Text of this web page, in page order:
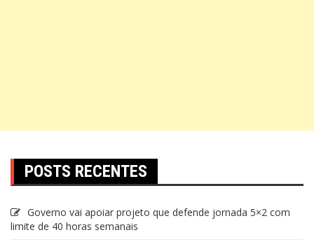
POSTS RECENTES
Governo vai apoiar projeto que defende jornada 5×2 com
limite de 40 horas semanais